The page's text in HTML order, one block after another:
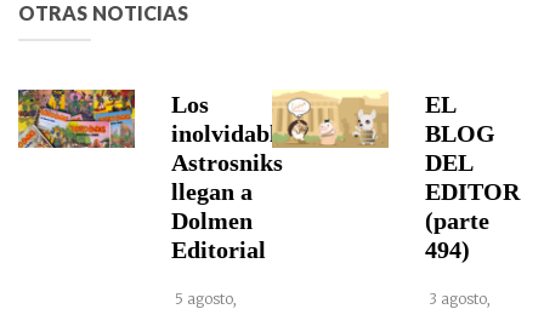
OTRAS NOTICIAS
Los
inolvidables
Astrosniks
llegan a
Dolmen
Editorial
5 agosto,
EL
BLOG
DEL
EDITOR
(parte
494)
3 agosto,